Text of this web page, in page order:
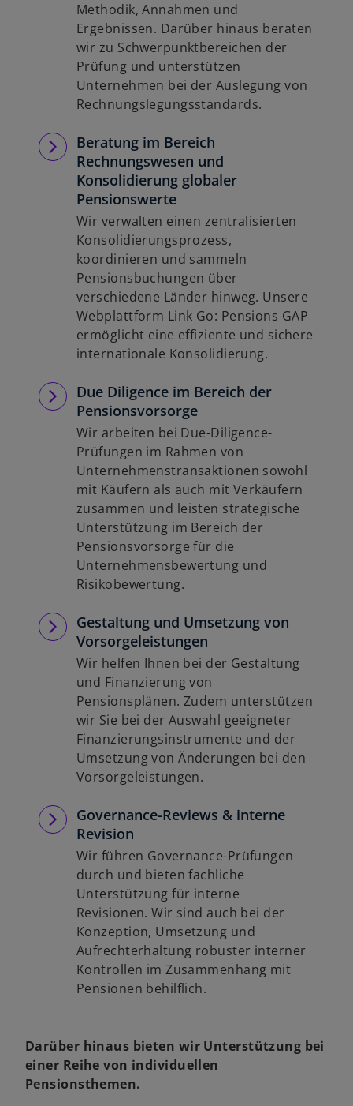
Methodik, Annahmen und
Ergebnissen. Darüber hinaus beraten
wir zu Schwerpunktbereichen der
Prüfung und unterstützen
Unternehmen bei der Auslegung von
Rechnungslegungsstandards.
Beratung im Bereich
Rechnungswesen und
Konsolidierung globaler
Pensionswerte
Wir verwalten einen zentralisierten
Konsolidierungsprozess,
koordinieren und sammeln
Pensionsbuchungen über
verschiedene Länder hinweg. Unsere
Webplattform Link Go: Pensions GAP
ermöglicht eine effiziente und sichere
internationale Konsolidierung.
Due Diligence im Bereich der
Pensionsvorsorge
Wir arbeiten bei Due-Diligence-
Prüfungen im Rahmen von
Unternehmenstransaktionen sowohl
mit Käufern als auch mit Verkäufern
zusammen und leisten strategische
Unterstützung im Bereich der
Pensionsvorsorge für die
Unternehmensbewertung und
Risikobewertung.
Gestaltung und Umsetzung von
Vorsorgeleistungen
Wir helfen Ihnen bei der Gestaltung
und Finanzierung von
Pensionsplänen. Zudem unterstützen
wir Sie bei der Auswahl geeigneter
Finanzierungsinstrumente und der
Umsetzung von Änderungen bei den
Vorsorgeleistungen.
Governance-Reviews & interne
Revision
Wir führen Governance-Prüfungen
durch und bieten fachliche
Unterstützung für interne
Revisionen. Wir sind auch bei der
Konzeption, Umsetzung und
Aufrechterhaltung robuster interner
Kontrollen im Zusammenhang mit
Pensionen behilflich.
Darüber hinaus bieten wir Unterstützung bei
einer Reihe von individuellen
Pensionsthemen.